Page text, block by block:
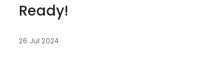
Ready!
26 Jul 2024